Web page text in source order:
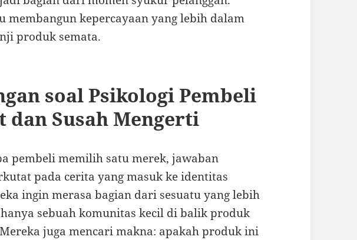
membangun kepercayaan yang lebih dalam
produk semata.
soal Psikologi Pembeli
dan Susah Mengerti
pembeli memilih satu merek, jawaban
pada cerita yang masuk ke identitas
ingin merasa bagian dari sesuatu yang lebih
sebuah komunitas kecil di balik produk
juga mencari makna: apakah produk ini